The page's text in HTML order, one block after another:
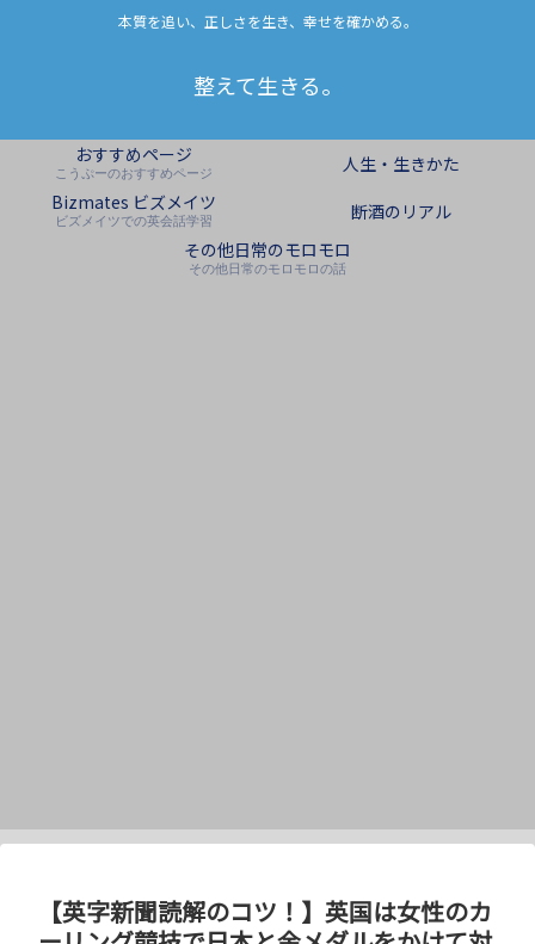
本質を追い、正しさを生き、幸せを確かめる。
整えて生きる。
おすすめページ
こうぷーのおすすめページ
人生・生きかた
Bizmates ビズメイツ
ビズメイツでの英会話学習
断酒のリアル
その他日常のモロモロ
その他日常のモロモロの話
【英字新聞読解のコツ！】英国は女性のカ